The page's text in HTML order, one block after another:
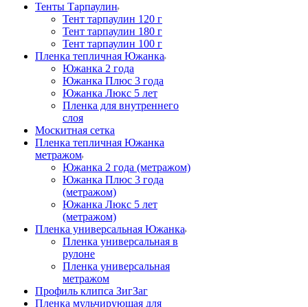
Тенты Тарпаулин
Тент тарпаулин 120 г
Тент тарпаулин 180 г
Тент тарпаулин 100 г
Пленка тепличная Южанка
Южанка 2 года
Южанка Плюс 3 года
Южанка Люкс 5 лет
Пленка для внутреннего
слоя
Москитная сетка
Пленка тепличная Южанка
метражом
Южанка 2 года (метражом)
Южанка Плюс 3 года
(метражом)
Южанка Люкс 5 лет
(метражом)
Пленка универсальная Южанка
Пленка универсальная в
рулоне
Пленка универсальная
метражом
Профиль клипса ЗигЗаг
Пленка мульчирующая для